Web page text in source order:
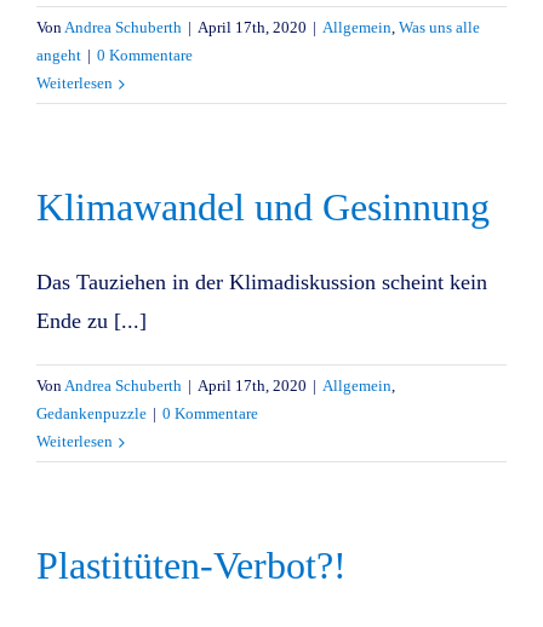
VonAndrea Schuberth | April 17th, 2020 | Allgemein, Was uns alle
angeht | 0 Kommentare
Weiterlesen
Klimawandel und Gesinnung
Das Tauziehen in der Klimadiskussion scheint kein
Ende zu [...]
VonAndrea Schuberth | April 17th, 2020 | Allgemein,
Gedankenpuzzle | 0 Kommentare
Weiterlesen
Plastitüten-Verbot?!